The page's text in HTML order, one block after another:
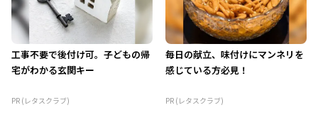
工事不要で後付け可。子どもの帰
宅がわかる玄関キー
PR (レタスクラブ)
毎日の献立、味付けにマンネリを
感じている方必見！
PR (レタスクラブ)